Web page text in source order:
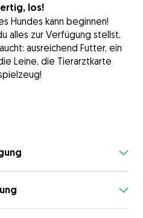
los!
Hundes kann beginnen!
alles zur Verfügung stellst,
ausreichend Futter, ein
Leine, die Tierarztkarte